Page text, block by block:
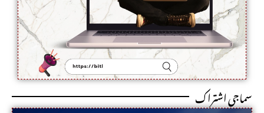
سماجی اشتراک